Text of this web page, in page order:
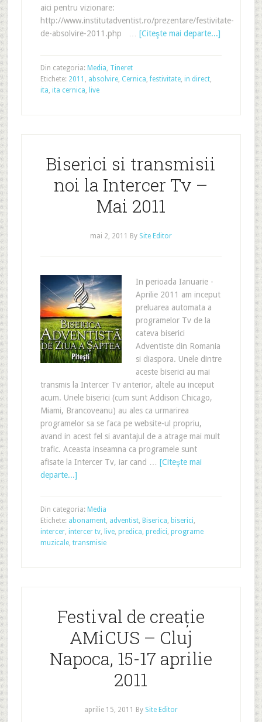
aici pentru vizionare:
http://www.institutadventist.ro/prezentare/festivitate-
de-absolvire-2011.php … [Citeşte mai departe...]
Din categoria: Media, Tineret
Etichete: 2011 , absolvire, Cernica,festivitate, in direct,
ita, ita cernica, live
Biserici si transmisii
noi la Intercer Tv –
Mai 2011
mai 2, 2011 By Site Editor
In perioada Ianuarie -
Aprilie 2011 am inceput
preluarea automata a
programelor Tv de la
cateva biserici
Adventiste din Romania
si diaspora. Unele dintre
aceste biserici au mai
transmis la Intercer Tv anterior, altele au inceput
acum. Unele biserici (cum sunt Addison Chicago,
Miami, Brancoveanu) au ales ca urmarirea
programelor sa se faca pe website-ul propriu,
avand in acest fel si avantajul de a atrage mai mult
trafic. Aceasta inseamna ca programele sunt
afisate la Intercer Tv, iar cand … [Citeşte mai
departe...]
Din categoria: Media
Etichete: abonament, adventist, Biserica, biserici,
intercer, intercer tv, live, predica, predici, programe
muzicale, transmisie
Festival de creație
AMiCUS – Cluj
Napoca, 15-17 aprilie
2011
aprilie 15, 2011 By Site Editor